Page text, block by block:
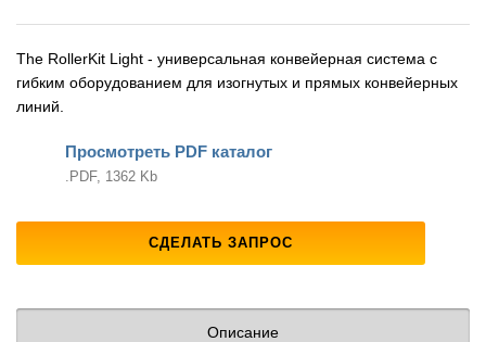
The RollerKit Light - универсальная конвейерная система с
гибким оборудованием для изогнутых и прямых конвейерных
линий.
Просмотреть PDF каталог
.PDF, 1362 Kb
СДЕЛАТЬ ЗАПРОС
Описание